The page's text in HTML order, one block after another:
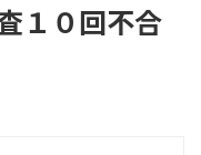
１０回不合